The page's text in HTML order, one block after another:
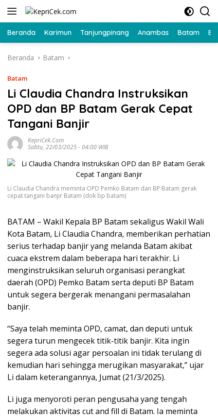
Langsung
Beranda Karimun Tanjungpinang Anambas Batam
Beranda Batam
Batam
Li Claudia Chandra Instruksikan
OPD dan BP Batam Gerak Cepat
Tangani Banjir
KepriCek.com
Sabtu, 22/03/2025 - 04:00 WIB
Li Claudia Chandra meminta OPD Pemko Batam dan BP Batam gerak
cepat tangani banjir Batam (dok bp batam)
BATAM – Wakil Kepala BP Batam sekaligus Wakil Wali
Kota Batam, Li Claudia Chandra, memberikan perhatian
serius terhadap banjir yang melanda Batam akibat
cuaca ekstrem dalam beberapa hari terakhir. Li
menginstruksikan seluruh organisasi perangkat
daerah (OPD) Pemko Batam serta deputi BP Batam
untuk segera bergerak menangani permasalahan
banjir.
“Saya telah meminta OPD, camat, dan deputi untuk
segera turun mengecek titik-titik banjir. Kita ingin
segera ada solusi agar persoalan ini tidak terulang di
kemudian hari sehingga merugikan masyarakat,” ujar
Li dalam keterangannya, Jumat (21/3/2025).
Li juga menyoroti peran pengusaha yang tengah
melakukan aktivitas cut and fill di Batam. Ia meminta